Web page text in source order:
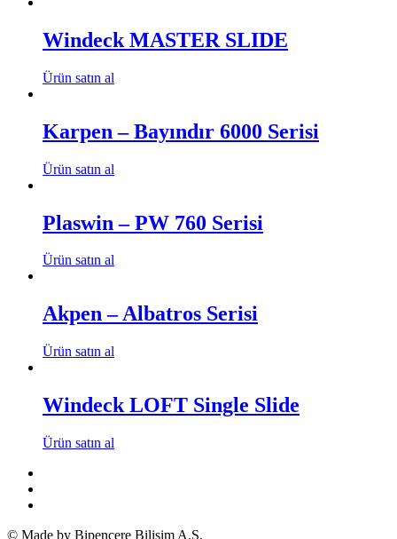
Windeck MASTER SLIDE
Ürün satın al
Karpen – Bayındır 6000 Serisi
Ürün satın al
Plaswin – PW 760 Serisi
Ürün satın al
Akpen – Albatros Serisi
Ürün satın al
Windeck LOFT Single Slide
Ürün satın al
© Made by Bipencere Bilişim A.Ş.